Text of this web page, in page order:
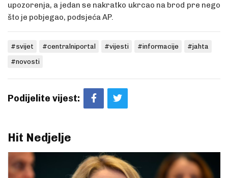
upozorenja, a jedan se nakratko ukrcao na brod pre nego
što je pobjegao, podsjeća AP.
#svijet #centralniportal #vijesti #informacije
#jahta
#novosti
Podijelite vijest:
Hit Nedjelje